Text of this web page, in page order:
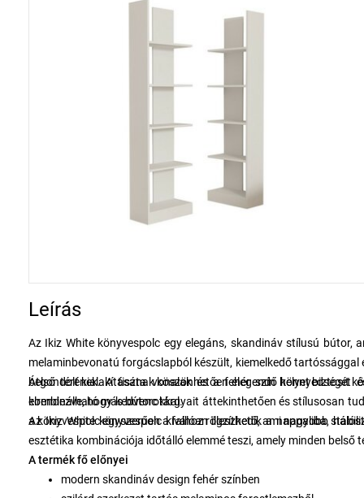
Leírás
Az Ikiz White könyvespolc egy elegáns, skandináv stílusú bútor,
melaminbevonatú forgácslapból készült, kiemelkedő tartóssággal
belső térének. A tiszta vonalak és a fehér szín könnyedséget
kombinálható más bútorokkal.
Átgondolt kialakításának köszönhetően elegendő helyet biztosít
elrendezve, hogy kedvenc tárgyait áttekinthetően és stílusosan
a könyvespolc egyszerűen a falhoz rögzíthető, ami nagyobb
Az Ikiz White könyvespolc kiválóan illeszkedik a nappaliba,
esztétika kombinációja időtálló elemmé teszi, amely minden belső
A termék fő előnyei
modern skandináv design fehér színben